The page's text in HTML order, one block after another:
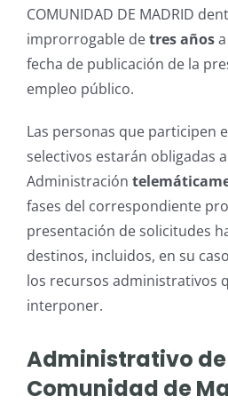
COMUNIDAD DE MADRID
improrrogable detres años
fecha de publicación de la
empleo público.
Las personas que participen
selectivos estarán obligadas
Administración
fases del correspondiente
presentación de solicitudes
destinos, incluidos, en su
los recursos administrativos
interponer.
Administrativo
Comunidad de